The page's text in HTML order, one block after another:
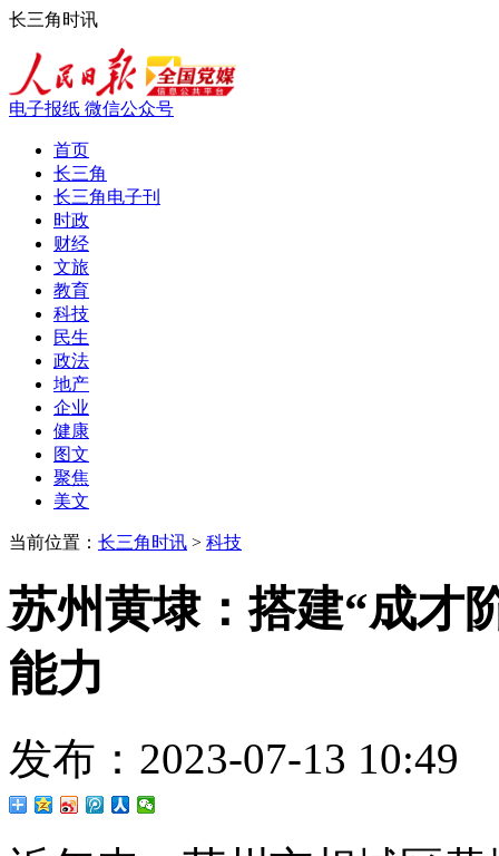
长三角时讯
电子报纸 微信公众号
首页
长三角
长三角电子刊
时政
财经
文旅
教育
科技
民生
政法
地产
企业
健康
图文
聚焦
美文
当前位置： 长三角时讯 > 科技
苏州黄埭：搭建“成才
能力
发布：2023-07-13